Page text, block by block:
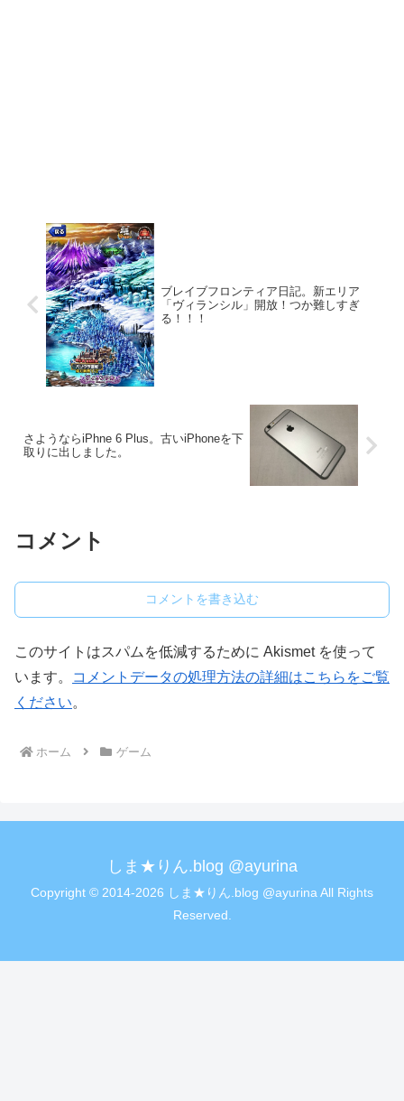
ブレイブフロンティア日記。新エリア
「ヴィランシル」開放！つか難しすぎ
る！！！
さようならiPhne 6 Plus。古いiPhoneを下
取りに出しました。
コメント
コメントを書き込む
このサイトはスパムを低減するために Akismet を使って
います。
コメントデータの処理方法の詳細はこちらをご覧
ください。
ホーム ゲーム
しま★りん.blog @ayurina
Copyright © 2014-2026 しま★りん.blog @ayurina All Rights
Reserved.